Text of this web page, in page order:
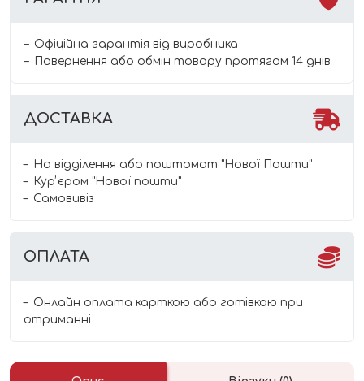
Офіційна гарантія від виробника
Повернення або обмін товару протягом 14 днів
ДОСТАВКА
На відділення або поштомат "Нової Пошти"
Курʼєром "Нової пошти"
Самовивіз
ОПЛАТА
Онлайн оплата карткою або готівкою при
отриманні